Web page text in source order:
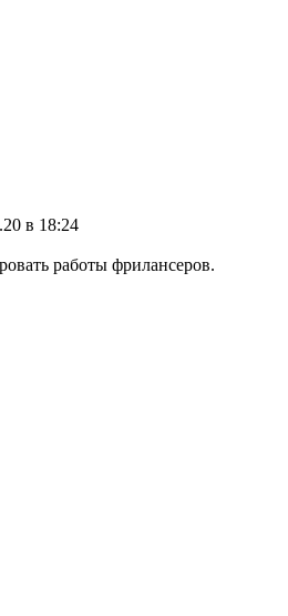
в 18:24
работы фрилансеров.